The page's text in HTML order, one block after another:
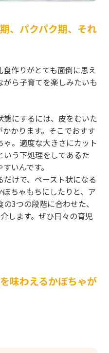
、パクパク期、それ
作りがとても面倒に思え
ら子育てを楽しみたいも
にするには、皮をむいた
かります。そこでおすす
。適度な大きさにカット
いう下処理をしてあるた
いんです。
けで、ペースト状になる
ちゃもちにしたりと、ア
3つの段階に合わせた、
します。ぜひ日々の育児
味わえるかぼちゃが